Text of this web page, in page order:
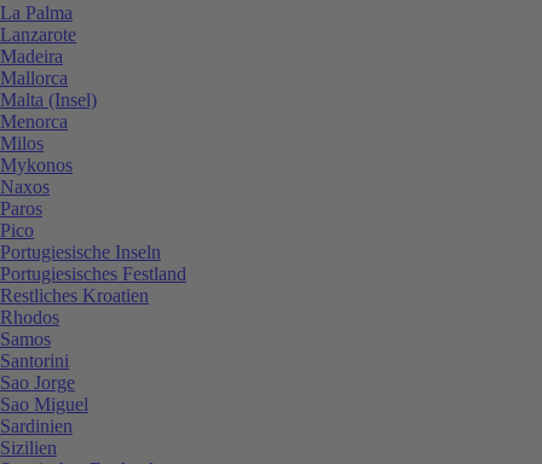
La Palma
Lanzarote
Madeira
Mallorca
Malta (Insel)
Menorca
Milos
Mykonos
Naxos
Paros
Pico
Portugiesische Inseln
Portugiesisches Festland
Restliches Kroatien
Rhodos
Samos
Santorini
Sao Jorge
Sao Miguel
Sardinien
Sizilien